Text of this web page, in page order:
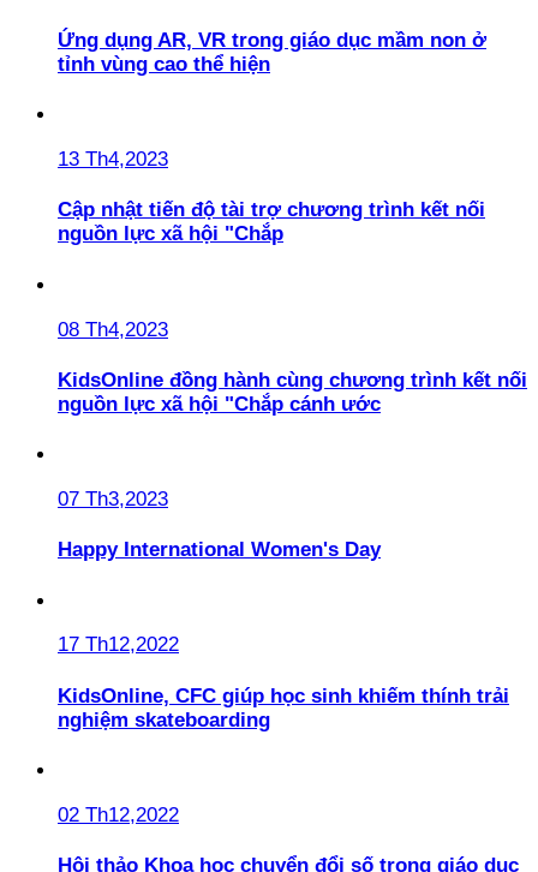
Ứng dụng AR, VR trong giáo dục mầm non ở
tỉnh vùng cao thể hiện
13 Th4,2023
Cập nhật tiến độ tài trợ chương trình kết nối
nguồn lực xã hội "Chắp
08 Th4,2023
KidsOnline đồng hành cùng chương trình kết nối
nguồn lực xã hội "Chắp cánh ước
07 Th3,2023
Happy International Women's Day
17 Th12,2022
KidsOnline, CFC giúp học sinh khiếm thính trải
nghiệm skateboarding
02 Th12,2022
Hội thảo Khoa học chuyển đổi số trong giáo dục